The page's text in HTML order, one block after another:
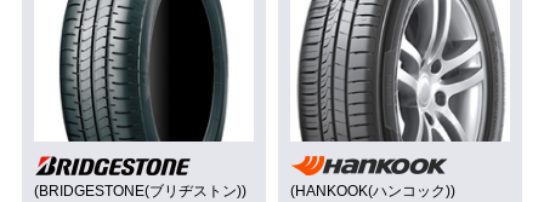
(BRIDGESTONE(ブリヂストン)) (HANKOOK(ハンコック))